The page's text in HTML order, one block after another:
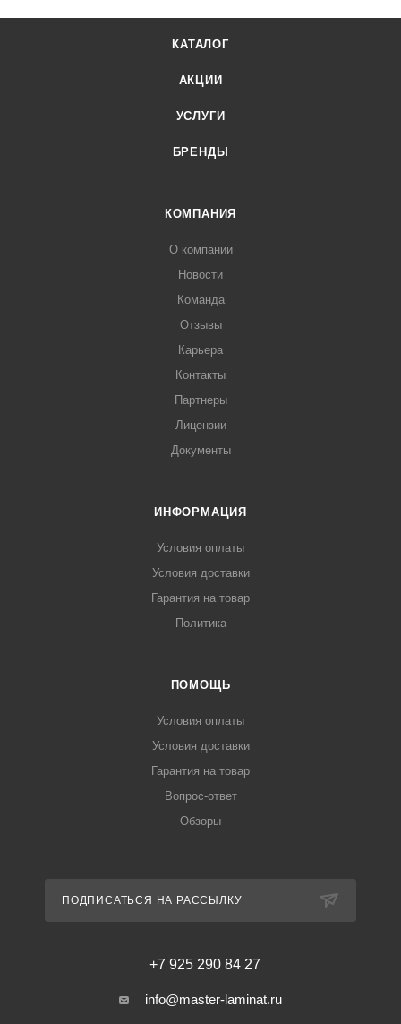
КАТАЛОГ
АКЦИИ
УСЛУГИ
БРЕНДЫ
КОМПАНИЯ
О компании
Новости
Команда
Отзывы
Карьера
Контакты
Партнеры
Лицензии
Документы
ИНФОРМАЦИЯ
Условия оплаты
Условия доставки
Гарантия на товар
Политика
ПОМОЩЬ
Условия оплаты
Условия доставки
Гарантия на товар
Вопрос-ответ
Обзоры
ПОДПИСАТЬСЯ НА РАССЫЛКУ
+7 925 290 84 27
info@master-laminat.ru